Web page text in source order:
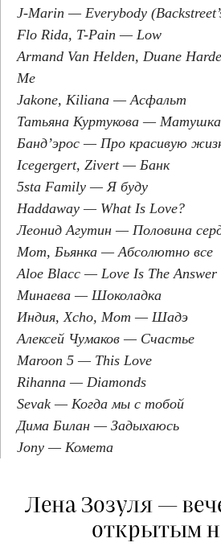
J-Marin — Everybody
Flo Rida, T-Pain — Low
Armand Van Helden, Duane
Me
Jakone, Kiliana — Асфальт
Татьяна Куртукова — Матушка
Банд’эрос — Про красивую
Icegergert, Zivert — Банк
5sta Family — Я буду
Haddaway — What Is Love?
Леонид Агутин — Половина
Мот, Бьянка — Абсолютно все
Aloe Blacc — Love Is The Answer
Минаева — Шоколадка
Индия, Xcho, Мот — Шадэ
Алексей Чумаков — Счастье
Maroon 5 — This Love
Rihanna — Diamonds
Sevak — Когда мы с тобой
Дима Билан — Задыхаюсь
Jony — Комета
Лена Зозуля —
открытым